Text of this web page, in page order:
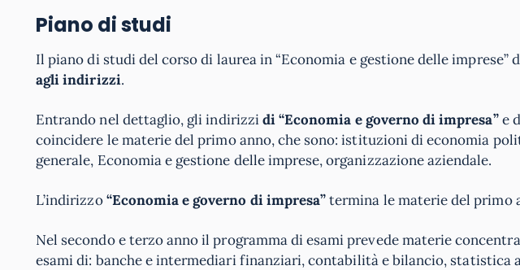
Piano di studi
Il piano di studi del corso di laurea in “Economia e gestione delle
agli indirizzi.
Entrando nel dettaglio, gli indirizzidi “Economia e governo di impresa”e
coincidere le materie del primo anno, che sono: istituzioni di economia
generale, Economia e gestione delle imprese, organizzazione aziendale.
L’indirizzo“Economia e governo di impresa”termina le materie del
Nel secondo e terzo anno il programma di esami prevede materie
esami di: banche e intermediari finanziari, contabilità e bilancio,